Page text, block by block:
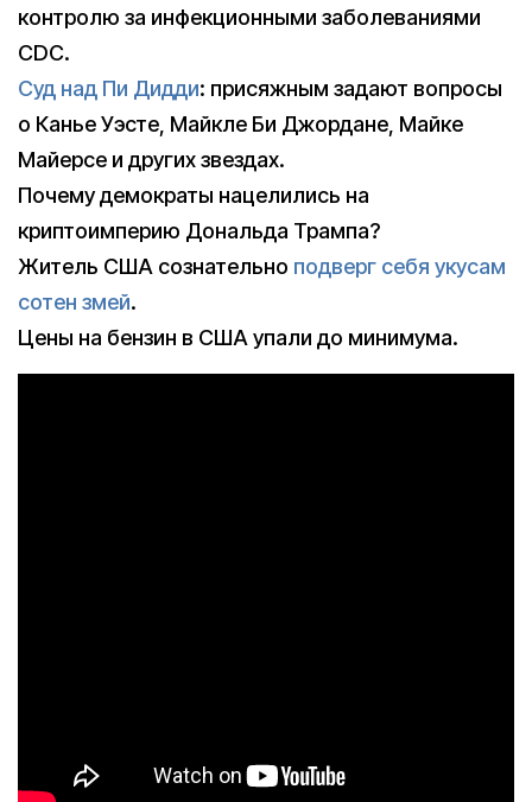
контролю за инфекционными заболеваниями
CDC.
Суд над Пи Дидди: присяжным задают вопросы
о Канье Уэсте, Майкле Би Джордане, Майке
Майерсе и других звездах.
Почему демократы нацелились на
криптоимперию Дональда Трампа?
Житель США сознательно подверг себя укусам
сотен змей.
Цены на бензин в США упали до минимума.